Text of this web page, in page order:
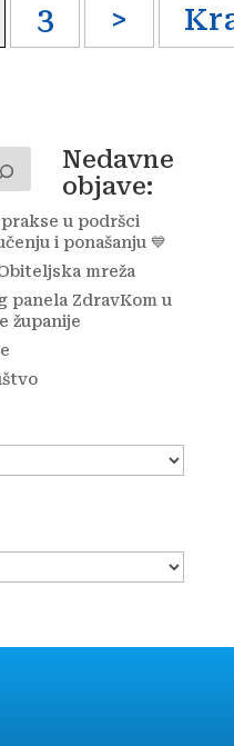
3 >
Nedavne
objave:
u podršci
i ponašanju 💙
mreža
ZdravKom u
županije